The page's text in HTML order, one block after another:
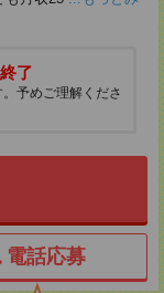
了
予めご理解くださ
電話応募